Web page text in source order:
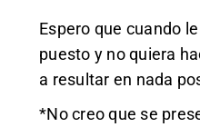
Espero que cuando
puesto y no quiera
a resultar en nada
*No creo que se